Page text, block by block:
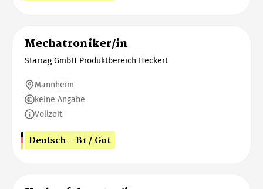
Mechatroniker/in
Starrag GmbH Produktbereich Heckert
Mannheim
keine Angabe
Vollzeit
Deutsch - B1 / Gut